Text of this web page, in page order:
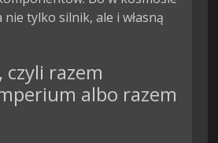
tylko silnik, ale i własną
razem
albo razem